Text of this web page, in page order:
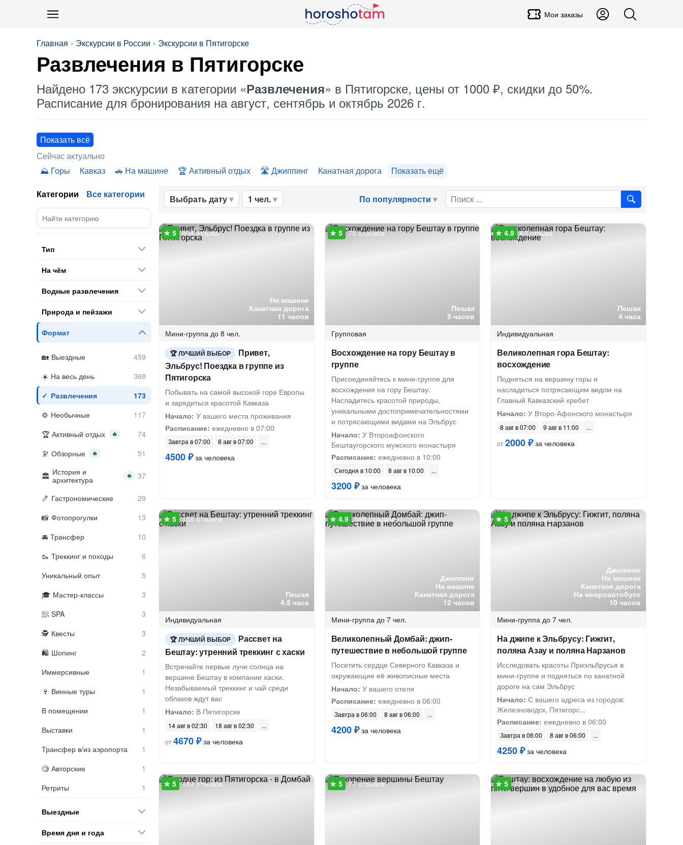
Мои заказы
Главная Экскурсии в России Экскурсии в Пятигорске
Развлечения в Пятигорске
Найдено 173 экскурсии в категории «Развлечения» в Пятигорске, цены от 1000 ₽, скидки до 50%.
Расписание для бронирования на август, сентябрь и октябрь 2026 г.
Показать всё
Сейчас актуально
Горы
Кавказ На машине Активный отдых Джиппинг Канатная дорога Показать ещё
Выбрать дату 1 чел. По популярности
На машине
Канатная дорога
11 часов
804 отзыва
Мини-группа до 8 чел.
ЛУЧШИЙ ВЫБОР
Привет,
Эльбрус! Поездка в группе из
Пятигорска
Побывать на самой высокой горе Европы
и зарядиться красотой Кавказа
Начало: У вашего места проживания
Расписание: ежедневно в 07:00
Завтра в 07:00 8 авг в 07:00
4500 ₽за человека
Пешая
5 часов
75 отзывов
Групповая
Восхождение на гору Бештау в
группе
Присоединяйтесь к мини-группе для
восхождения на гору Бештау.
Насладитесь красотой природы,
уникальными достопримечательностями
и потрясающими видами на Эльбрус
Начало: У Второафонского
Бештаугорского мужского монастыря
Расписание: ежедневно в 10:00
Сегодня в 10:00 8 авг в 10:00
3200 ₽за человека
Пешая
4 часа
63 отзыва
Индивидуальная
Великолепная гора Бештау:
восхождение
Подняться на вершину горы и
насладиться потрясающим видом на
Главный Кавказский хребет
Начало: У Второ-Афонского монастыря
8 авг в 07:00
9 авг в 11:00
от2000 ₽за человека
Пешая
4.5 часа
158 отзывов
Индивидуальная
ЛУЧШИЙ ВЫБОР
Рассвет на
Бештау: утренний треккинг с хаски
Встречайте первые лучи солнца на
вершине Бештау в компании хаски.
Незабываемый треккинг и чай среди
облаков ждут вас
Начало: В Пятигорске
14 авг в 02:30
18 авг в 02:30
от4670 ₽за человека
Джиппинг
На машине
Канатная дорога
12 часов
599 отзывов
Мини-группа до 7 чел.
Великолепный Домбай: джип-
путешествие в небольшой группе
Посетить сердце Северного Кавказа и
окружающие её живописные места
Начало: У вашего отеля
Расписание: ежедневно в 06:00
Завтра в 06:00 8 авг в 06:00
4200 ₽за человека
Джиппинг
На машине
Канатная дорога
На микроавтобусе
10 часов
287 отзывов
Мини-группа до 7 чел.
На джипе к Эльбрусу: Гижгит,
поляна Азау и поляна Нарзанов
Исследовать красоты Приэльбрусья в
мини-группе и подняться по канатной
дороге на сам Эльбрус
Начало: С вашего адреса из городов:
Железноводск, Пятигорс...
Расписание: ежедневно в 06:00
Завтра в 06:00 8 авг в 06:00
4250 ₽за человека
189 отзывов 77 отзывов 73 отзыва
Категории Все категории
Тип
На чём
Водные развлечения
Природа и пейзажи
Формат
Выездные
На весь день
Развлечения
Необычные
Активный отдых
🔥
Обзорные 🔥
История и
архитектура
🔥
Гастрономические
Фотопрогулки
Трансфер
Треккинг и походы
Уникальный опыт
Мастер-классы
SPA
Квесты
Шопинг
Иммерсивные
Винные туры
В помещении
Выставки
Трансфер в/из аэропорта
Авторские
Ретриты
Выездные
Время дня и года